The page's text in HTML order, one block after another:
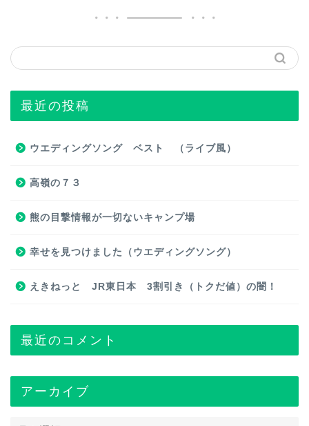
最近の投稿
ウエディングソング ベスト （ライブ風）
高嶺の７３
熊の目撃情報が一切ないキャンプ場
幸せを見つけました（ウエディングソング）
えきねっと JR東日本 3割引き（トクだ値）の闇！
最近のコメント
アーカイブ